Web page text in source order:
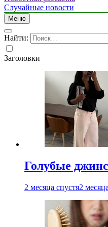
Случайные новости
Меню
Найти:
Заголовки
Голубые
2 месяца спустя2